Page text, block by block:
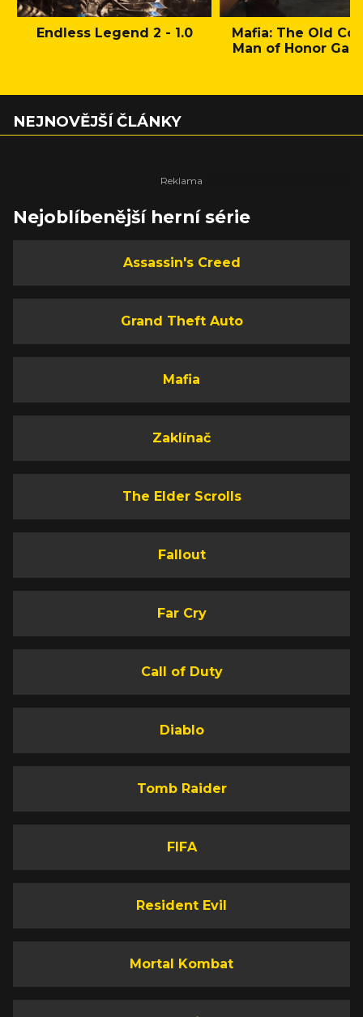
Endless Legend 2 - 1.0
Mafia: The Old
Man of Honor
NEJNOVĚJŠÍ ČLÁNKY
Nejoblíbenější herní série
Assassin's Creed
Grand Theft Auto
Mafia
Zaklínač
The Elder Scrolls
Fallout
Far Cry
Call of Duty
Diablo
Tomb Raider
FIFA
Resident Evil
Mortal Kombat